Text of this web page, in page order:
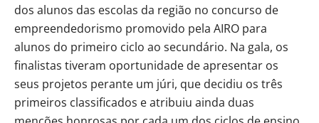
dos alunos das escolas da região no concurso de
empreendedorismo promovido pela AIRO para
alunos do primeiro ciclo ao secundário. Na gala, os
finalistas tiveram oportunidade de apresentar os
seus projetos perante um júri, que decidiu os três
primeiros classificados e atribuiu ainda duas